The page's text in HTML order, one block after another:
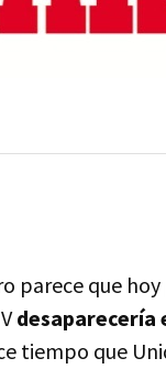
parece que
desaparecería
tiempo que